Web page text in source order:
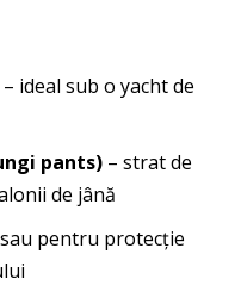
– ideal sub o yacht de
pants) – strat de
de jână
pentru protecție